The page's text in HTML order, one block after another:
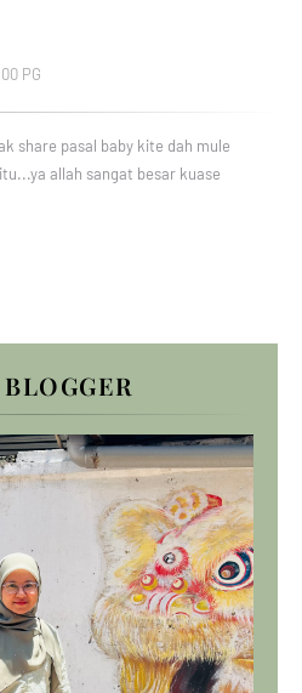
PG
share pasal baby kite dah mule
allah sangat besar kuase